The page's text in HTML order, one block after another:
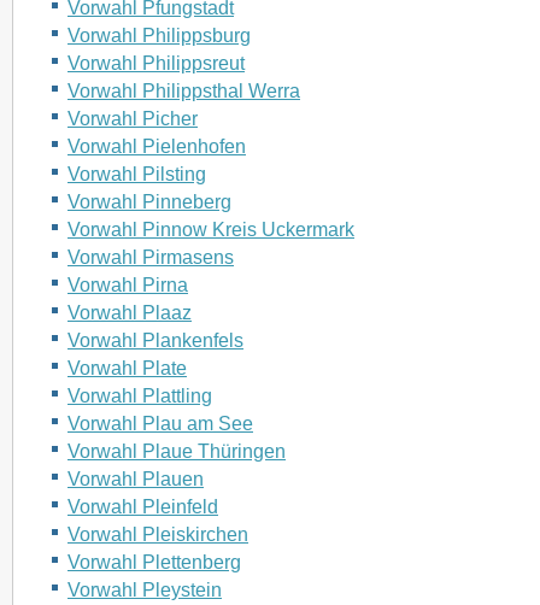
Vorwahl Pfungstadt
Vorwahl Philippsburg
Vorwahl Philippsreut
Vorwahl Philippsthal Werra
Vorwahl Picher
Vorwahl Pielenhofen
Vorwahl Pilsting
Vorwahl Pinneberg
Vorwahl Pinnow Kreis Uckermark
Vorwahl Pirmasens
Vorwahl Pirna
Vorwahl Plaaz
Vorwahl Plankenfels
Vorwahl Plate
Vorwahl Plattling
Vorwahl Plau am See
Vorwahl Plaue Thüringen
Vorwahl Plauen
Vorwahl Pleinfeld
Vorwahl Pleiskirchen
Vorwahl Plettenberg
Vorwahl Pleystein